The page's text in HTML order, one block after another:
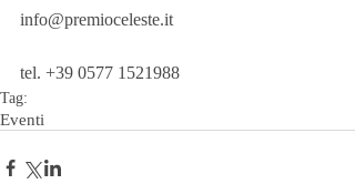
info@premioceleste.it
tel. +39 0577 1521988
Tag:
Eventi